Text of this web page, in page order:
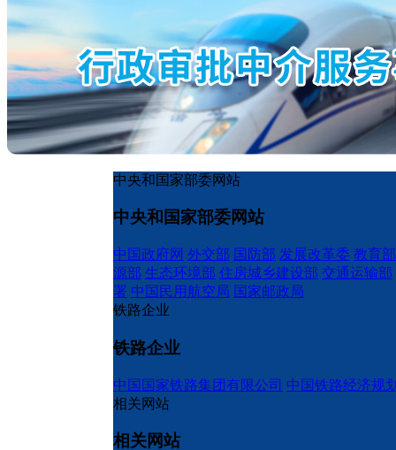
中央和国家部委网站
中央和国家部委网站
中国政府网 外交部 国防部 发展改革委 教育部
源部 生态环境部 住房城乡建设部 交通运输部
署 中国民用航空局 国家邮政局
铁路企业
铁路企业
中国国家铁路集团有限公司 中国铁路经济规
相关网站
相关网站